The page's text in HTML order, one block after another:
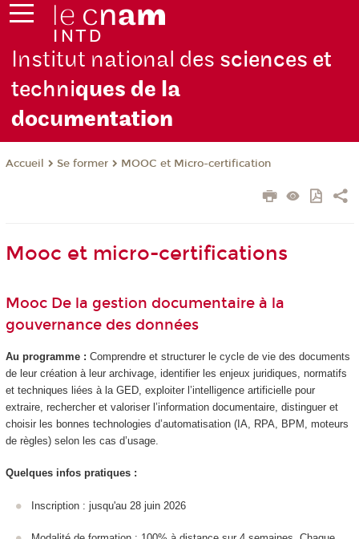
Institut national des sciences et
techniques de la
documentation
Accueil Se former MOOC et Micro-certification
Mooc et micro-certifications
Mooc De la gestion documentaire à la
gouvernance des données
Au programme : Comprendre et structurer le cycle de vie des documents
de leur création à leur archivage, identifier les enjeux juridiques, normatifs
et techniques liées à la GED, exploiter l’intelligence artificielle pour
extraire, rechercher et valoriser l’information documentaire, distinguer et
choisir les bonnes technologies d’automatisation (IA, RPA, BPM, moteurs
de règles) selon les cas d’usage.
Quelques infos pratiques :
Inscription : jusqu'au 28 juin 2026